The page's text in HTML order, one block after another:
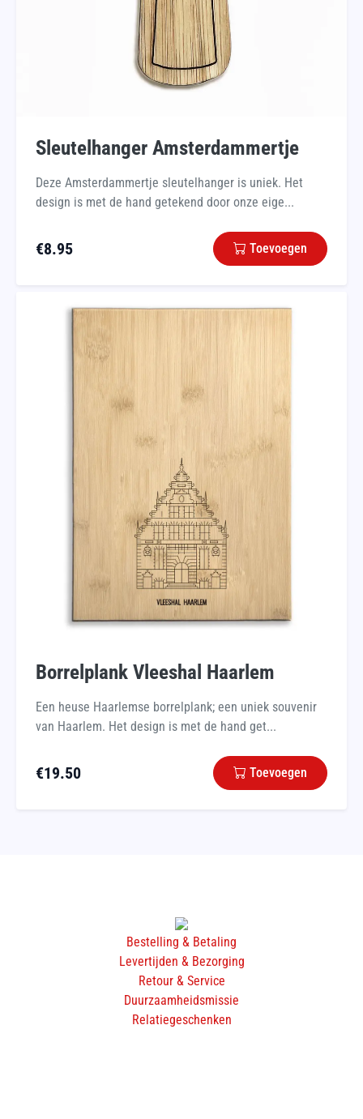
Sleutelhanger Amsterdammertje
Deze Amsterdammertje sleutelhanger is uniek. Het
design is met de hand getekend door onze eige...
€8.95 Toevoegen
Borrelplank Vleeshal Haarlem
Een heuse Haarlemse borrelplank; een uniek souvenir
van Haarlem. Het design is met de hand get...
€19.50 Toevoegen
Bestelling & Betaling
Levertijden & Bezorging
Retour & Service
Duurzaamheidsmissie
Relatiegeschenken